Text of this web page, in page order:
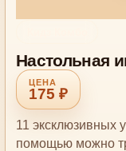
Настольная
175 ₽
11 эксклюзивных
помощью можно